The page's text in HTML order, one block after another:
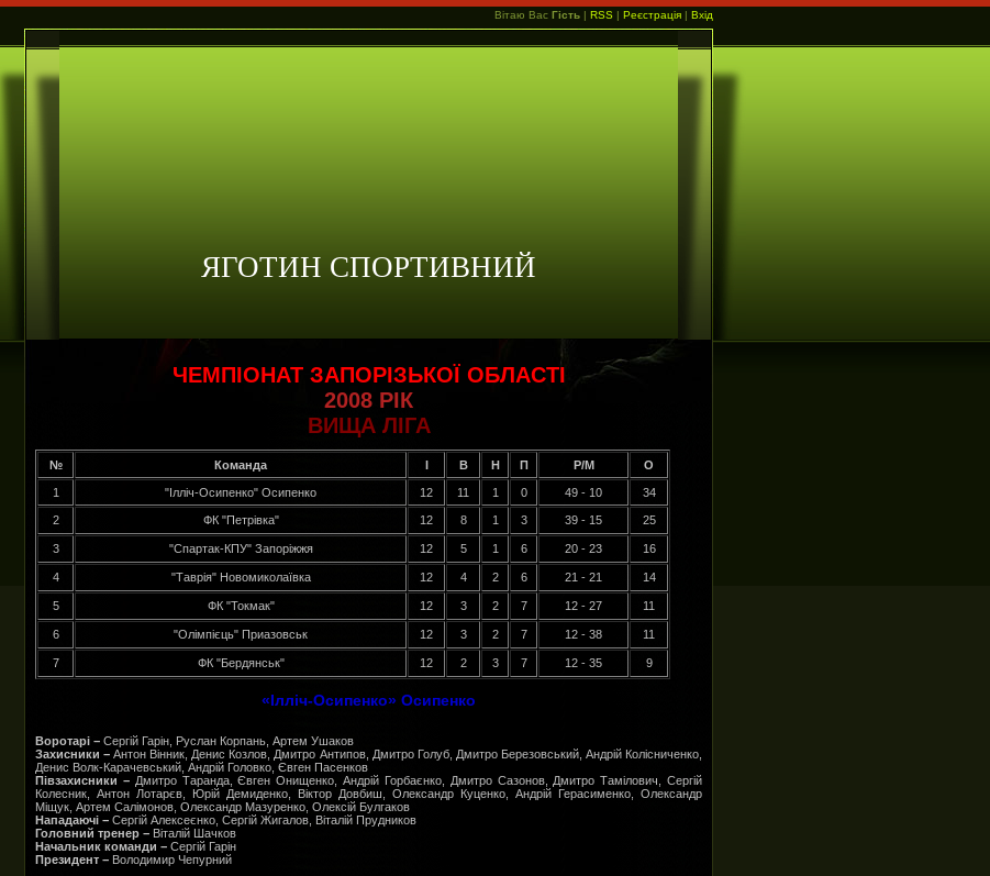
Вітаю Вас Гість | RSS | Реєстрація | Вхід
ЯГОТИН СПОРТИВНИЙ
ЧЕМПІОНАТ ЗАПОРІЗЬКОЇ ОБЛАСТІ
2008 РІК
ВИЩА ЛІГА
№ Команда В Н П Р/М О
1 "Ілліч-Осипенко" Осипенко 12 11 1 0 49 - 10 34
2 ФК "Петрівка" 12 8 1 3 39 - 15 25
3 "Спартак-КПУ" Запоріжжя 12 5 1 6 20 - 23 16
4 "Таврія" Новомиколаївка 12 4 2 6 21 - 21 14
5 ФК "Токмак" 12 3 2 7 12 - 27 11
6 "Олімпієць" Приазовськ 12 3 2 7 12 - 38 11
7 ФК "Бердянськ" 12 2 3 7 12 - 35 9
«Ілліч-Осипенко» Осипенко
Воротарі − Сергій Гарін, Руслан Корпань, Артем Ушаков
Захисники −Антон Вінник, Денис Козлов, Дмитро Антипов, Дмитро Голуб, Дмитро Березовський, Андрій Колісниченко,
Денис Волк-Карачевський, Андрій Головко, Євген Пасенков
Півзахисники −Дмитро Таранда, Євген Онищенко, Андрій Горбаєнко, Дмитро Сазонов, Дмитро Тамілович, Сергій
Колесник, Антон Лотарєв, Юрій Демиденко, Віктор Довбиш, Олександр Куценко, Андрій Герасименко, Олександр
Міщук, Артем Салімонов, Олександр Мазуренко, Олексій Булгаков
Нападаючі − Сергій Алексеєнко, Сергій Жигалов, Віталій Прудников
Головний тренер − Віталій Шачков
Начальник команди − Сергій Гарін
Президент − Володимир Чепурний